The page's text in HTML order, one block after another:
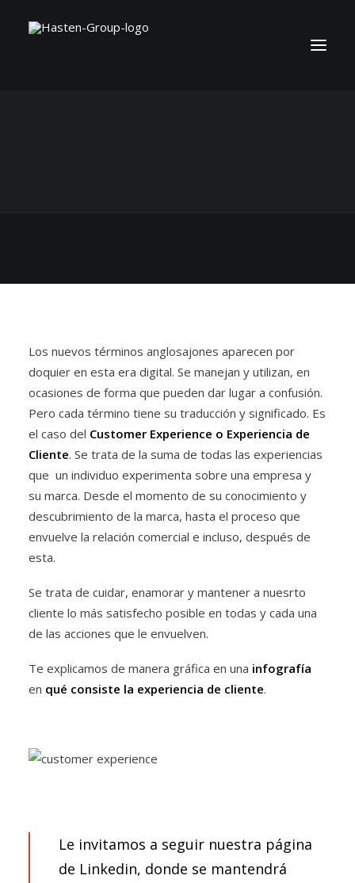
Los nuevos términos anglosajones aparecen por
doquier en esta era digital. Se manejan y utilizan, en
ocasiones de forma que pueden dar lugar a confusión.
Pero cada término tiene su traducción y significado. Es
el caso del Customer Experience o Experiencia de
Cliente. Se trata de la suma de todas las experiencias
que un individuo experimenta sobre una empresa y
su marca. Desde el momento de su conocimiento y
descubrimiento de la marca, hasta el proceso que
envuelve la relación comercial e incluso, después de
esta.
Se trata de cuidar, enamorar y mantener a nuesrto
cliente lo más satisfecho posible en todas y cada una
de las acciones que le envuelven.
Te explicamos de manera gráfica en una infografía
en qué consiste la experiencia de cliente.
Le invitamos a seguir nuestra página
de Linkedin, donde se mantendrá